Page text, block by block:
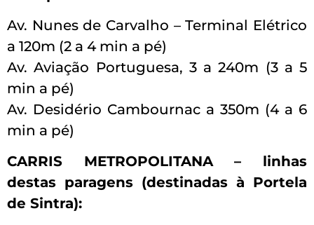
Av. Nunes de Carvalho – Terminal Elétrico
a 120m (2 a 4 min a pé)
Av. Aviação Portuguesa, 3 a 240m (3 a 5
min a pé)
Av. Desidério Cambournac a 350m (4 a 6
min a pé)
CARRIS METROPOLITANA – linhas
destas paragens (destinadas à Portela
de Sintra):